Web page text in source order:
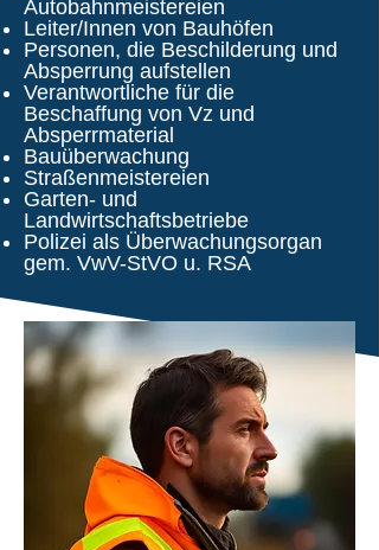
Autobahnmeistereien
Leiter/Innen von Bauhöfen
Personen, die Beschilderung und
Absperrung aufstellen
Verantwortliche für die
Beschaffung von Vz und
Absperrmaterial
Bauüberwachung
Straßenmeistereien
Garten- und
Landwirtschaftsbetriebe
Polizei als Überwachungsorgan
gem. VwV-StVO u. RSA